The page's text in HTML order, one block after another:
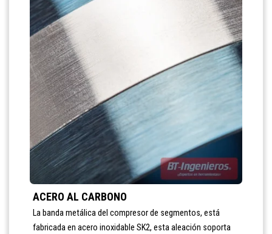
ACERO AL CARBONO
La banda metálica del compresor de segmentos, está
fabricada en acero inoxidable SK2, esta aleación soporta